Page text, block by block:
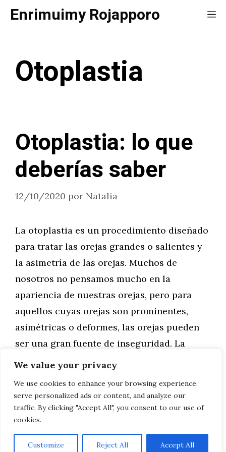
We value your privacy
We use cookies to enhance your browsing experience,
serve personalized ads or content, and analyze our
traffic. By clicking "Accept All", you consent to our use of
cookies.
Customize Reject All Accept All
SaltarEnrimuimy Rojapporo
Otoplastia
Otoplastia: lo que
deberías saber
12/10/2020 por Natalia
La otoplastia es un procedimiento diseñado
para tratar las orejas grandes o salientes y
la asimetría de las orejas. Muchos de
nosotros no pensamos mucho en la
apariencia de nuestras orejas, pero para
aquellos cuyas orejas son prominentes,
asimétricas o deformes, las orejas pueden
ser una gran fuente de inseguridad. La
otoplastia es un procedimiento …
Leer más
AVISO LEGAL, POLITICA DE PRIVACIDAD, COOKIES